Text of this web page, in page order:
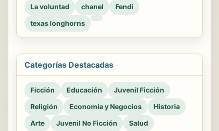
La voluntad
chanel
Fendi
texas longhorns
Categorías Destacadas
Ficción Educación
Juvenil Ficción
Religión
Economía y Negocios
Historia
Arte
Juvenil No Ficción Salud